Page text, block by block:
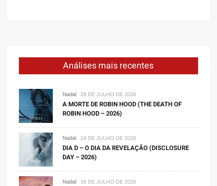
Análises mais recentes
Nadal 28 DE JULHO DE 2026
A MORTE DE ROBIN HOOD (THE DEATH OF
ROBIN HOOD – 2026)
Nadal 24 DE JULHO DE 2026
DIA D – O DIA DA REVELAÇÃO (DISCLOSURE
DAY – 2026)
Nadal 18 DE JULHO DE 2026